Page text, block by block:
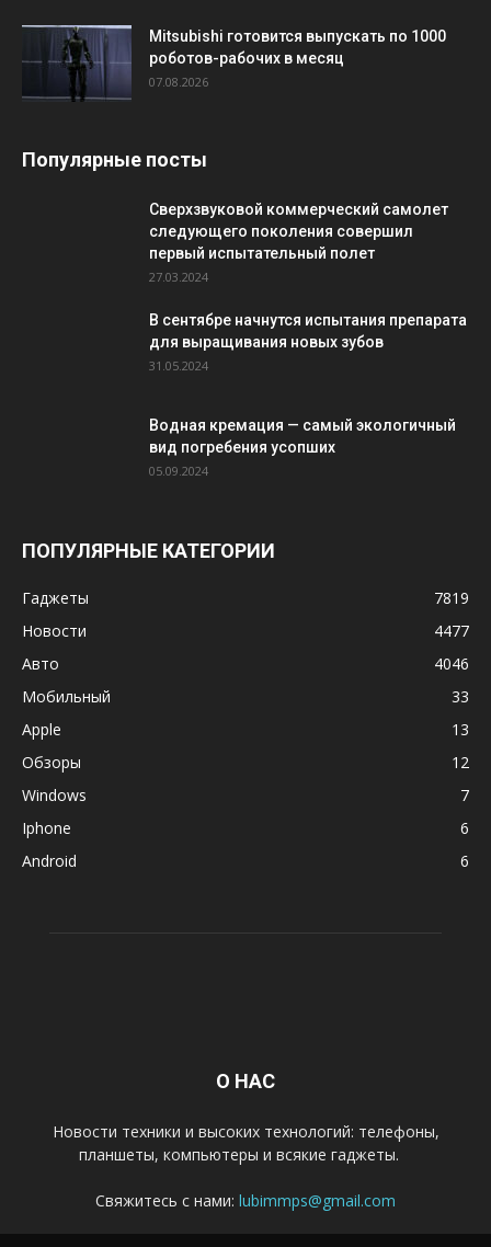
Mitsubishi готовится выпускать по 1000
роботов-рабочих в месяц
07.08.2026
Популярные посты
Сверхзвуковой коммерческий самолет
следующего поколения совершил
первый испытательный полет
27.03.2024
В сентябре начнутся испытания препарата
для выращивания новых зубов
31.05.2024
Водная кремация — самый экологичный
вид погребения усопших
05.09.2024
ПОПУЛЯРНЫЕ КАТЕГОРИИ
Гаджеты
7819
Новости
4477
Авто
4046
Мобильный
33
Apple
13
Обзоры
12
Windows
7
Iphone
6
Android
6
О НАС
Новости техники и высоких технологий: телефоны,
планшеты, компьютеры и всякие гаджеты.
Свяжитесь с нами: lubimmps@gmail.com